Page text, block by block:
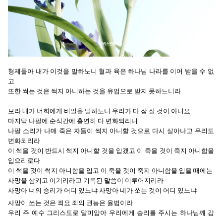
형제들아 내가 이것을 말하노니 혈과 육은 하나님 나라를 이어 받을 수 없
고
또한 썩는 것은 썩지 아니하는 것을 유업으로 받지 못하느니라
보라 내가 너희에게 비밀을 말하노니 우리가 다 잠 잘 것이 아니요
마지막 나팔에 순식간에 홀연히 다 변화되리니
나팔 소리가 나매 죽은 자들이 썩지 아니할 것으로 다시 살아나고 우리도
변화되리라
이 썩을 것이 반드시 썩지 아니할 것을 입겠고 이 죽을 것이 죽지 아니함을
입으리로다
이 썩을 것이 썩지 아니함을 입고 이 죽을 것이 죽지 아니함을 입을 때에는
사망을 삼키고 이기리라고 기록된 말씀이 이루어지리라
사망아 너의 승리가 어디 있느냐 사망아 네가 쏘는 것이 어디 있느냐
사망이 쏘는 것은 죄요 죄의 권능은 율법이라
우리 주 예수 그리스도로 말미암아 우리에게 승리를 주시는 하나님께 감